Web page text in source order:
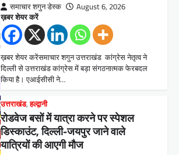
समाचार शगुन डेस्क August 6, 2026
ख़बर शेयर करें
ख़बर शेयर करेंसमाचार शगुन उत्तराखंड कांग्रेस नेतृत्व ने
दिल्ली से उत्तराखंड कांग्रेस में बड़ा संगठनात्मक फेरबदल
किया है। एआईसीसी ने…
उत्तराखंड,हल्द्वानी
रोडवेज बसों में यात्रा करने पर स्पेशल
डिस्काउंट, दिल्ली-जयपुर जाने वाले
यात्रियों की आएगी मौज